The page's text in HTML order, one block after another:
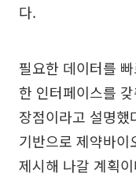
다.
필요한 데이터를
한 인터페이스를
장점이라고 설명했
기반으로 제약바이
제시해 나갈 계획